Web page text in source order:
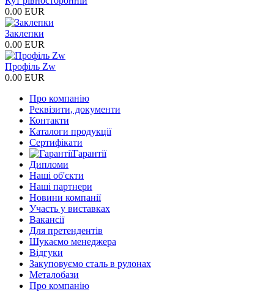
0.00 EUR
Заклепки
0.00 EUR
Профіль Zw
0.00 EUR
Про компанію
Реквізити, документи
Контакти
Каталоги продукції
Сертифікати
Гарантії
Дипломи
Наші об'єкти
Наші партнери
Новини компанії
Участь у виставках
Вакансії
Для претендентів
Шукаємо менеджера
Відгуки
Закуповуємо сталь в рулонах
Металобази
Про компанію